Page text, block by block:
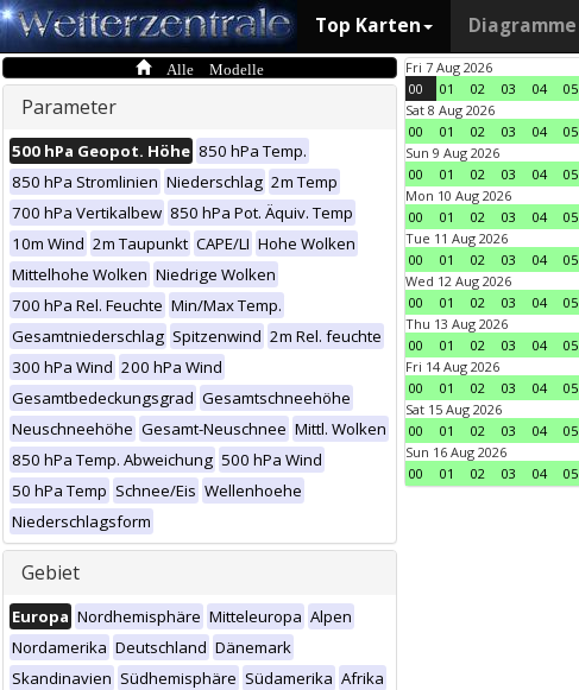
Top Karten Diagramme
Alle Modelle
Parameter
500 hPa Geopot. Höhe 850 hPa Temp.
850 hPa Stromlinien Niederschlag 2m Temp
700 hPa Vertikalbew 850 hPa Pot. Äquiv. Temp
10m Wind 2m Taupunkt CAPE/LI Hohe Wolken
Mittelhohe Wolken Niedrige Wolken
700 hPa Rel. Feuchte Min/Max Temp.
Gesamtniederschlag Spitzenwind 2m Rel. feuchte
300 hPa Wind 200 hPa Wind
Gesamtbedeckungsgrad Gesamtschneehöhe
Neuschneehöhe Gesamt-Neuschnee Mittl. Wolken
850 hPa Temp. Abweichung 500 hPa Wind
50 hPa Temp Schnee/Eis Wellenhoehe
Niederschlagsform
Gebiet
Europa Nordhemisphäre Mitteleuropa Alpen
Nordamerika Deutschland Dänemark
Skandinavien Südhemisphäre Südamerika Afrika
Fri 7 Aug 2026
00
01 02 03 04 05
Sat 8 Aug 2026
00
01 02 03 04 05
Sun 9 Aug 2026
00
01 02 03 04 05
Mon 10 Aug 2026
00
01 02 03 04 05
Tue 11 Aug 2026
00
01 02 03 04 05
Wed 12 Aug 2026
00
01 02 03 04 05
Thu 13 Aug 2026
00
01 02 03 04 05
Fri 14 Aug 2026
00
01 02 03 04 05
Sat 15 Aug 2026
00
01 02 03 04 05
Sun 16 Aug 2026
00
01 02 03 04 05